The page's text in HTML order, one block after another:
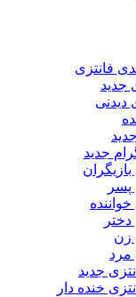
فانتزی
جدید
دیدنی
جدید
زن
جدید
خنده دار